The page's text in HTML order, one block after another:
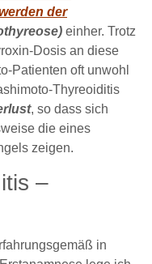
der
einher. Trotz
Dosis an diese
Patienten oft unwohl
Thyreoiditis
, so dass sich
die eines
zeigen.
–
in